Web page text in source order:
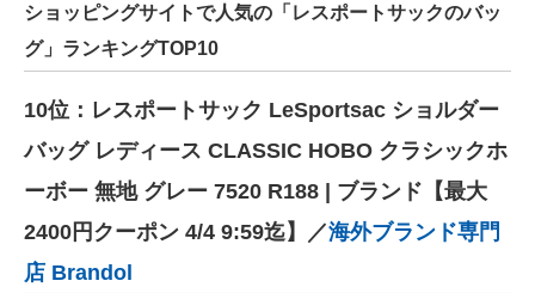
ショッピングサイトで人気の「レスポートサックのバッ
グ」ランキングTOP10
10位：レスポートサック LeSportsac ショルダー
バッグ レディース CLASSIC HOBO クラシックホ
ーボー 無地 グレー 7520 R188 | ブランド【最大
2400円クーポン 4/4 9:59迄】／海外ブランド専門
店 Brandol